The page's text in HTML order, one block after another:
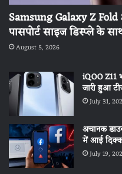
Samsung Galaxy Z
पासपोर्ट साइज डिस्प्ले के
August 5, 2026
iQOO Z11
जारी हुआ
July 31,
अचानक
में आई
July 19,